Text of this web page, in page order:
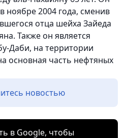
ноябре 2004 года, сменив
отца шейха Зайеда
Также он является
Даби, на территории
основная часть нефтяных
новостью
в Google, чтобы